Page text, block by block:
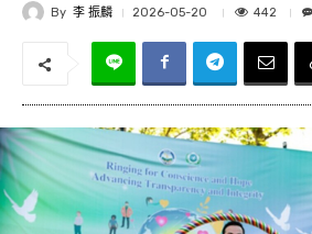
By 李 振麟 2026-05-20 442